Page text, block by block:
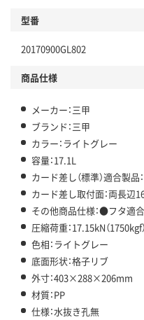
型番
20170900GL802
商品仕様
メーカー：三甲
ブランド：三甲
カラー：ライトグレー
容量：17.1L
カード差し（標準）適合製
カード差し取付面：両長辺
その他商品仕様：●フタ適
圧縮荷重：17.15kN（1750kgf）
色相：ライトグレー
底面形状：格子リブ
外寸：403×288×206mm
材質：PP
仕様：水抜き孔無